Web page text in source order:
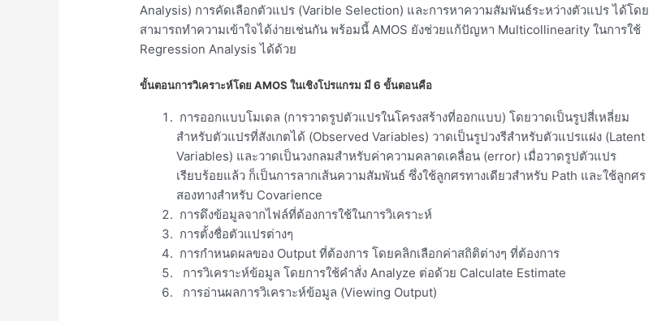
Analysis) การคัดเลือกตัวแปร (Varible Selection) และการหาความสัมพันธ์ระหว่างตัวแปร ได้โดย
สามารถทำความเข้าใจได้ง่ายเช่นกัน พร้อมนี้ AMOS ยังช่วยแก้ปัญหา Multicollinearity ในการใช้
Regression Analysis ได้ด้วย
ขั้นตอนการวิเคราะห์โดย AMOS ในเชิงโปรแกรม มี 6 ขั้นตอนคือ
การออกแบบโมเดล (การวาดรูปตัวแปรในโครงสร้างที่ออกแบบ) โดยวาดเป็นรูปสี่เหลี่ยม
สำหรับตัวแปรที่สังเกตได้ (Observed Variables) วาดเป็นรูปวงรีสำหรับตัวแปรแฝง (Latent
Variables) และวาดเป็นวงกลมสำหรับค่าความคลาดเคลื่อน (error) เมื่อวาดรูปตัวแปร
เรียบร้อยแล้ว ก็เป็นการลากเส้นความสัมพันธ์ ซึ่งใช้ลูกศรทางเดียวสำหรับ Path และใช้ลูกศร
สองทางสำหรับ Covarience
การดึงข้อมูลจากไฟล์ที่ต้องการใช้ในการวิเคราะห์
การตั้งชื่อตัวแปรต่างๆ
การกำหนดผลของ Output ที่ต้องการ โดยคลิกเลือกค่าสถิติต่างๆ ที่ต้องการ
การวิเคราะห์ข้อมูล โดยการใช้คำสั่ง Analyze ต่อด้วย Calculate Estimate
การอ่านผลการวิเคราะห์ข้อมูล (Viewing Output)